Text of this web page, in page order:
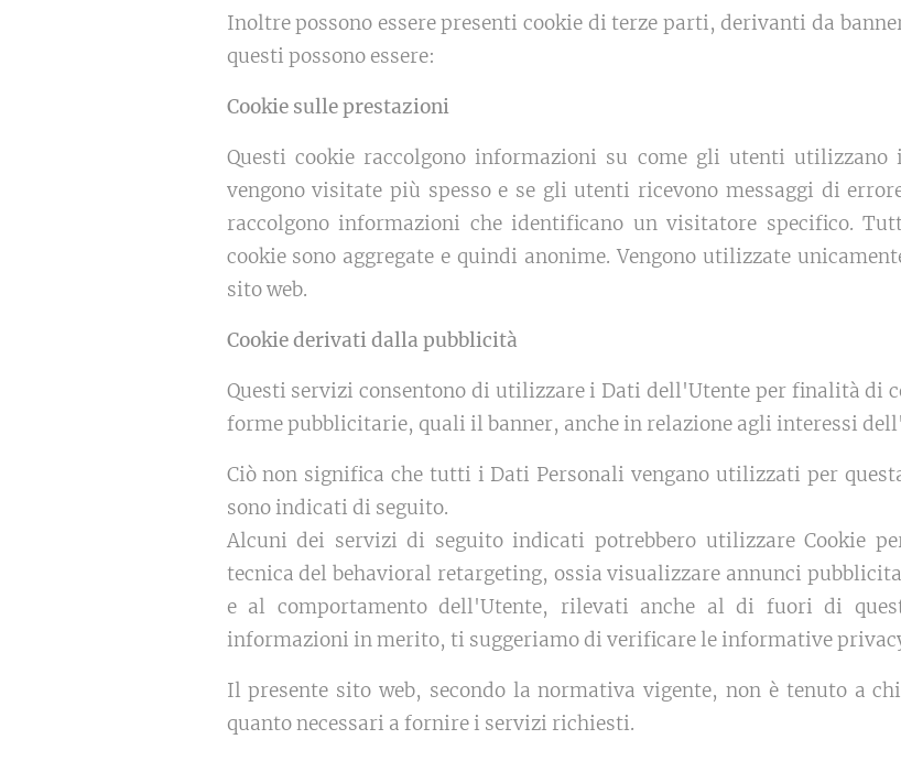
Inoltre possono essere presenti cookie di terze parti, derivanti da
questi possono essere:
Cookie sulle prestazioni
Questi cookie raccolgono informazioni su come gli utenti
vengono visitate più spesso e se gli utenti ricevono messaggi di
raccolgono informazioni che identificano un visitatore specifico.
cookie sono aggregate e quindi anonime. Vengono utilizzate
sito web.
Cookie derivati dalla pubblicità
Questi servizi consentono di utilizzare i Dati dell'Utente per finalità di
forme pubblicitarie, quali il banner, anche in relazione agli interessi
Ciò non significa che tutti i Dati Personali vengano utilizzati per
sono indicati di seguito.
Alcuni dei servizi di seguito indicati potrebbero utilizzare Cookie
tecnica del behavioral retargeting, ossia visualizzare annunci
e al comportamento dell'Utente, rilevati anche al di fuori di
informazioni in merito, ti suggeriamo di verificare le informative
Il presente sito web, secondo la normativa vigente, non è tenuto a
quanto necessari a fornire i servizi richiesti.